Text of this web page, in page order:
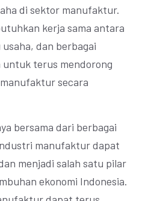
di sektor manufaktur.
kerja sama antara
dan berbagai
terus mendorong
secara
bersama dari berbagai
manufaktur dapat
menjadi salah satu pilar
ekonomi Indonesia.